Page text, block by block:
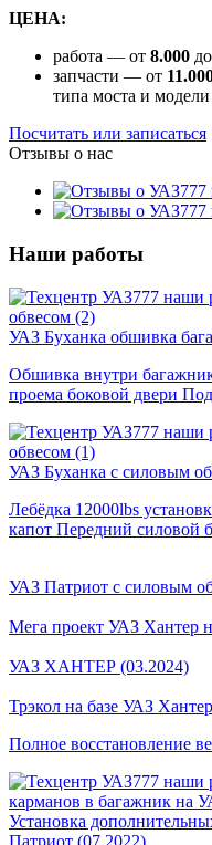
ЦЕНА:
работа — от 8.000 до
запчасти — от
типа моста и
Посчитать или записаться
Отзывы о нас
Наши работы
УАЗ Буханка обшивка
Обшивка внутри
проема боковой двери
УАЗ Буханка с силовым
Лебёдка 12000lbs
капот Передний силовой
УАЗ Патриот с силовым
Мега проект УАЗ Хантер
УАЗ ХАНТЕР (03.2024)
Трэкол на базе УАЗ
Полное восстановление
Установка
Патриот (07.2022)